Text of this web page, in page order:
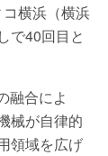
横浜（横浜
で40回目と
融合によ
械が自律的
領域を広げ